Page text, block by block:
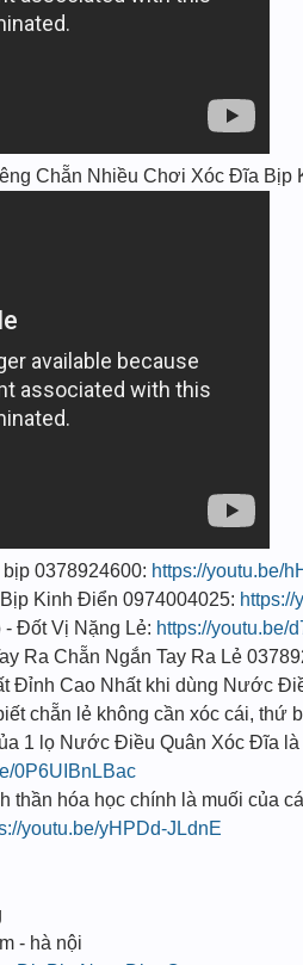
Chẵn Nhiều Chơi Xóc Đĩa Bịp
0378924600: https://youtu.be/
Kinh Điển 0974004025: https://
Đốt Vị Nặng Lẻ: https://youtu.be/
Ra Chẵn Ngắn Tay Ra Lẻ
Cao Nhất khi dùng Nước
chẵn lẻ không cần xóc cái,
1 lọ Nước Điều Quân Xóc Đĩa
0P6UIBnLBac
hóa học chính là muối của
youtu.be/yHPDd-JLdnE
- hà nội